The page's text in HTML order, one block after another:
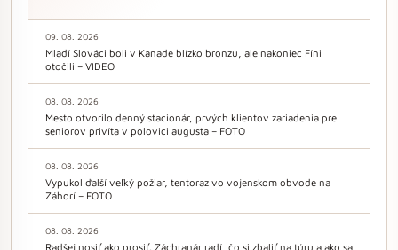
09. 08. 2026
Mladí Slováci boli v Kanade blízko bronzu, ale nakoniec Fíni
otočili – VIDEO
08. 08. 2026
Mesto otvorilo denný stacionár, prvých klientov zariadenia pre
seniorov privíta v polovici augusta – FOTO
08. 08. 2026
Vypukol ďalší veľký požiar, tentoraz vo vojenskom obvode na
Záhorí – FOTO
08. 08. 2026
Radšej nosiť ako prosiť. Záchranár radí, čo si zbaliť na túru a ako sa